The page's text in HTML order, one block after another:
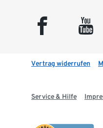
facebook youtube
Vertrag widerrufen
Service & Hilfe